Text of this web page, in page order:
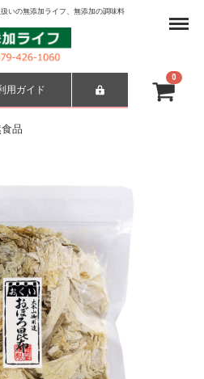
いの無添加ライフ、無添加の調味料
用ガイド
Menu
品
0